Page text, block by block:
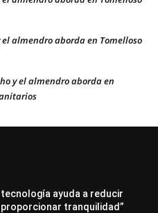
almendro aborda en Tomelloso
y el almendro aborda en
ayuda a reducir
tranquilidad”